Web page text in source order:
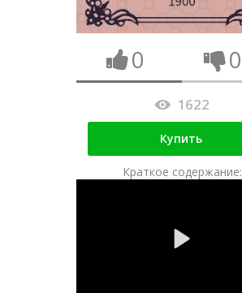
0 0
1622
Купить
Краткое содержание: